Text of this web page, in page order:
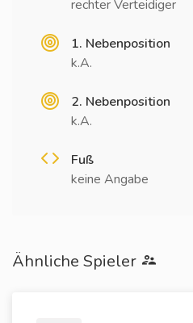
rechter Verteidiger
1. Nebenposition
k.A.
2. Nebenposition
k.A.
Fuß
keine Angabe
Ähnliche Spieler